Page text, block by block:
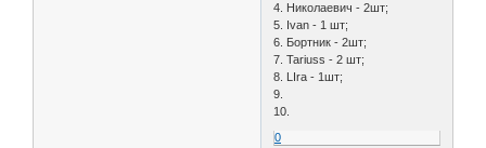
4. Николаевич - 2шт;
5. Ivan - 1 шт;
6. Бортник - 2шт;
7. Tariuss - 2 шт;
8. LIra - 1шт;
9.
10.
0